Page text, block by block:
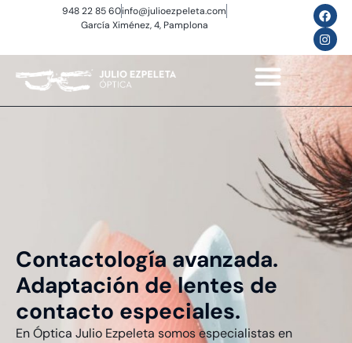
948 22 85 60info@julioezpeleta.com
García Ximénez, 4, Pamplona
Contactología avanzada.
Adaptación de lentes de
contacto especiales.
En Óptica Julio Ezpeleta somos especialistas en